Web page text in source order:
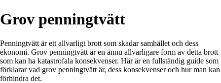
Grov penningtvätt
Penningtvätt är ett allvarligt brott som skadar samhället och dess
ekonomi. Grov penningtvätt är en ännu allvarligare form av detta brott
som kan ha katastrofala konsekvenser. Här är en fullständig guide som
förklarar vad grov penningtvätt är, dess konsekvenser och hur man kan
förhindra det.